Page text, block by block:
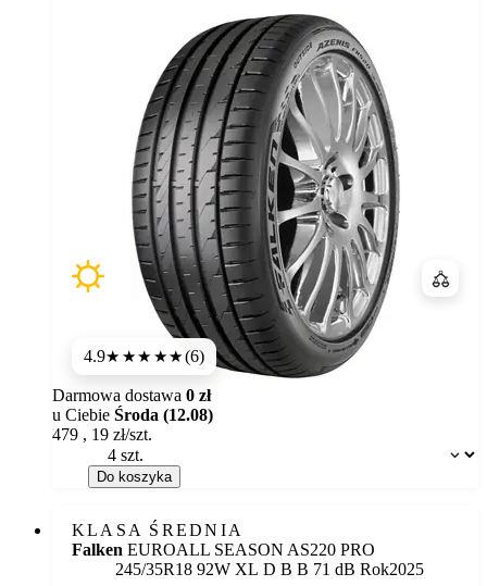
4.9★★★★★(6)
Dostępność:
Darmowa dostawa 0 zł
u Ciebie Środa (12.08)
479 , 19 zł/szt.
Do koszyka
KLASA ŚREDNIA
Falken EUROALL SEASON AS220 PRO
245/35R18 92W XL Etykieta:
D B B 71 dB Rok2025